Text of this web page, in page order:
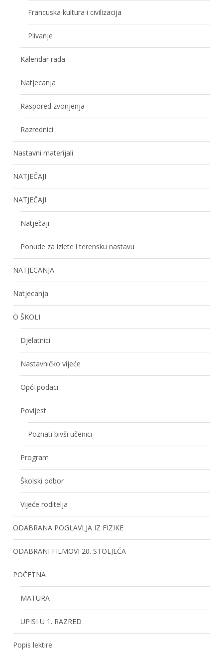
Francuska kultura i civilizacija
Plivanje
Kalendar rada
Natjecanja
Raspored zvonjenja
Razrednici
Nastavni materijali
NATJEČAJI
NATJEČAJI
Natječaji
Ponude za izlete i terensku nastavu
NATJECANJA
Natjecanja
O ŠKOLI
Djelatnici
Nastavničko vijeće
Opći podaci
Povijest
Poznati bivši učenici
Program
Školski odbor
Vijeće roditelja
ODABRANA POGLAVLJA IZ FIZIKE
ODABRANI FILMOVI 20. STOLJEĆA
POČETNA
MATURA
UPISI U 1. RAZRED
Popis lektire